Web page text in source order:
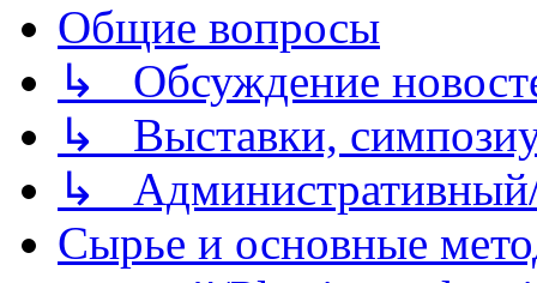
Общие вопросы
↳ Обсуждение
↳ Выставки,
↳
Сырье и основные